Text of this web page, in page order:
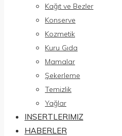
Kağıt ve Bezler
Konserve
Kozmetik
Kuru Gıda
Mamalar
Şekerleme
Temizlik
Yağlar
INSERTLERIMIZ
HABERLER